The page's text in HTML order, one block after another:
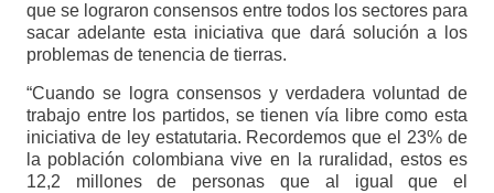
que se lograron consensos entre todos los sectores para
sacar adelante esta iniciativa que dará solución a los
problemas de tenencia de tierras.
“Cuando se logra consensos y verdadera voluntad de
trabajo entre los partidos, se tienen vía libre como esta
iniciativa de ley estatutaria. Recordemos que el 23% de
la población colombiana vive en la ruralidad, estos es
12,2 millones de personas que al igual que el